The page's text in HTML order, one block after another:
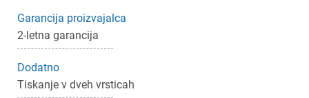
Garancija proizvajalca
2-letna garancija
Dodatno
Tiskanje v dveh vrsticah